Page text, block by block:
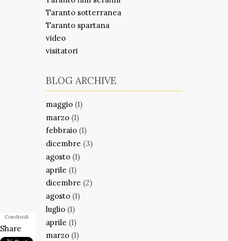
Taranto sotterranea
Taranto spartana
video
visitatori
BLOG ARCHIVE
maggio (1)
marzo (1)
febbraio (1)
dicembre (3)
agosto (1)
aprile (1)
dicembre (2)
agosto (1)
luglio (1)
aprile (1)
marzo (1)
Condividi
Share